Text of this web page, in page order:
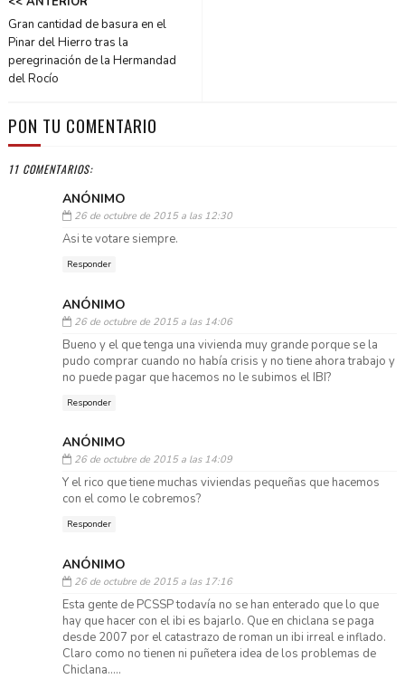
Gran cantidad de basura en el
Pinar del Hierro tras la
peregrinación de la Hermandad
del Rocío
PON TU COMENTARIO
11 COMENTARIOS:
ANÓNIMO
26 de octubre de 2015 a las 12:30
Asi te votare siempre.
Responder
ANÓNIMO
26 de octubre de 2015 a las 14:06
Bueno y el que tenga una vivienda muy grande porque se la
pudo comprar cuando no había crisis y no tiene ahora trabajo y
no puede pagar que hacemos no le subimos el IBI?
Responder
ANÓNIMO
26 de octubre de 2015 a las 14:09
Y el rico que tiene muchas viviendas pequeñas que hacemos
con el como le cobremos?
Responder
ANÓNIMO
26 de octubre de 2015 a las 17:16
Esta gente de PCSSP todavía no se han enterado que lo que
hay que hacer con el ibi es bajarlo. Que en chiclana se paga
desde 2007 por el catastrazo de roman un ibi irreal e inflado.
Claro como no tienen ni puñetera idea de los problemas de
Chiclana.....